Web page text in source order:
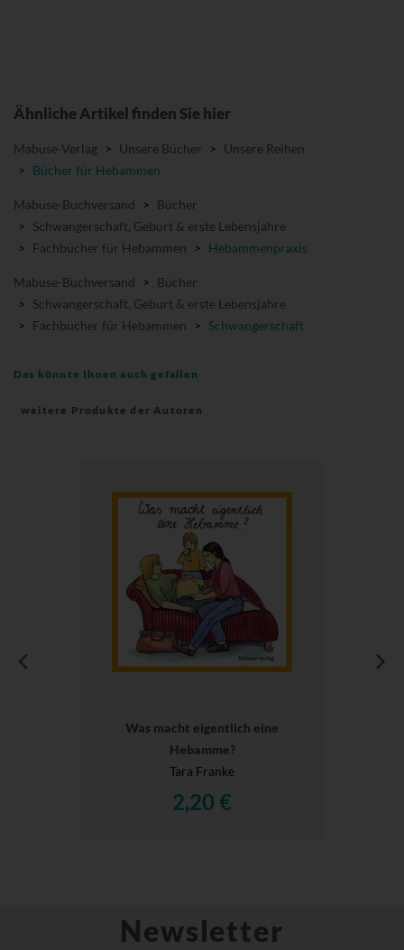
Ähnliche Artikel finden Sie hier
Mabuse-Verlag > Unsere Bücher > Unsere Reihen
> Bücher für Hebammen
Mabuse-Buchversand > Bücher
> Schwangerschaft, Geburt & erste Lebensjahre
> Fachbücher für Hebammen > Hebammenpraxis
Mabuse-Buchversand > Bücher
> Schwangerschaft, Geburt & erste Lebensjahre
> Fachbücher für Hebammen > Schwangerschaft
Das könnte Ihnen auch gefallen
weitere Produkte der Autoren
Was macht eigentlich eine
Hebamme?
Tara Franke
2,20 €
Newsletter